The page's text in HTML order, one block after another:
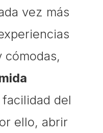
vez más
cómodas,
del
ello, abrir